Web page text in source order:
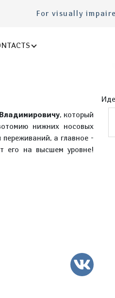
For visually
, который
нижних носовых
а главное -
его на высшем уровне!
VK